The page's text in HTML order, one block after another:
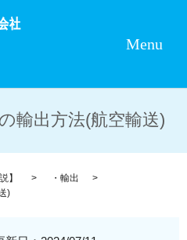
Menu
輸出方法(航空輸送)
】
・輸出
)